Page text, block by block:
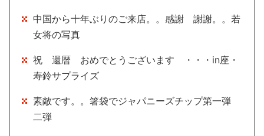
中国から十年ぶりのご来店。。感謝 謝謝。。若
女将の写真
祝 還暦 おめでとうございます ・・・in座・
寿鈴サプライズ
素敵です。。箸袋でジャパニーズチップ第一弾
二弾